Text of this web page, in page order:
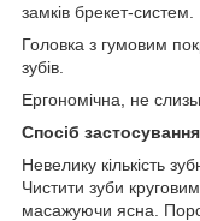
замків брекет-систем.
Головка з гумовим
зубів.
Ергономічна, не
Спосіб застосування
Невелику кількість
Чистити зуби
масажуючи ясна.